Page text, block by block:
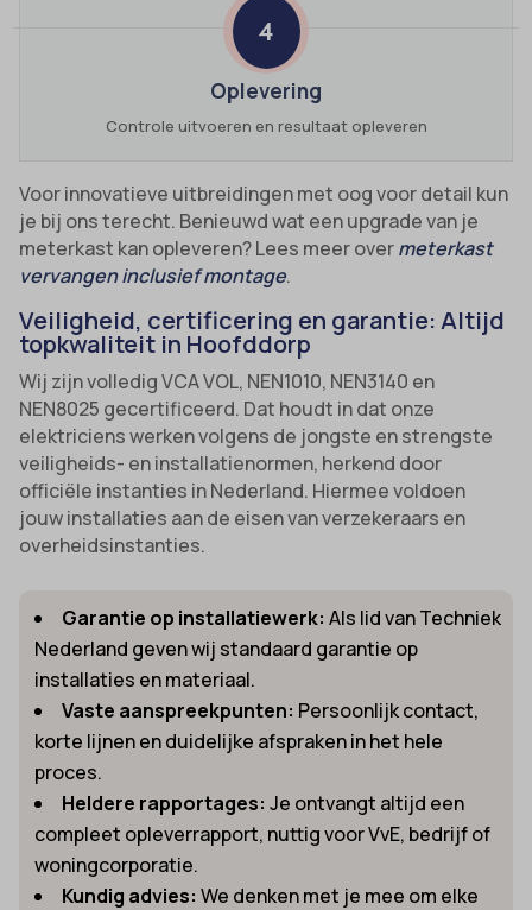
4
Oplevering
Controle uitvoeren en resultaat opleveren
Voor innovatieve uitbreidingen met oog voor detail kun
je bij ons terecht. Benieuwd wat een upgrade van je
meterkast kan opleveren? Lees meer overmeterkast
vervangen inclusief montage.
Veiligheid, certificering en garantie: Altijd
topkwaliteit in Hoofddorp
Wij zijn volledig VCA VOL, NEN1010, NEN3140 en
NEN8025 gecertificeerd. Dat houdt in dat onze
elektriciens werken volgens de jongste en strengste
veiligheids- en installatienormen, herkend door
officiële instanties in Nederland. Hiermee voldoen
jouw installaties aan de eisen van verzekeraars en
overheidsinstanties.
Garantie op installatiewerk: Als lid van Techniek
Nederland geven wij standaard garantie op
installaties en materiaal.
Vaste aanspreekpunten: Persoonlijk contact,
korte lijnen en duidelijke afspraken in het hele
proces.
Heldere rapportages: Je ontvangt altijd een
compleet opleverrapport, nuttig voor VvE, bedrijf of
woningcorporatie.
Kundig advies: We denken met je mee om elke